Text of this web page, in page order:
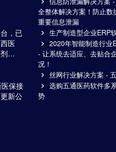
，已
医
剂…
保接
新公
全整体解决方案！防止数
重要信息泄漏
生产制造型企业ERP
2020年智能制造行业
- 让系统去适应、去贴合
况！
丝网行业解决方案 -
选购五通医药软件多
势